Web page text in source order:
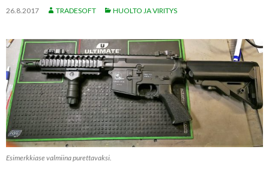
26.8.2017 TRADESOFT HUOLTO JA VIRITYS
Esimerkkiase valmiina purettavaksi.